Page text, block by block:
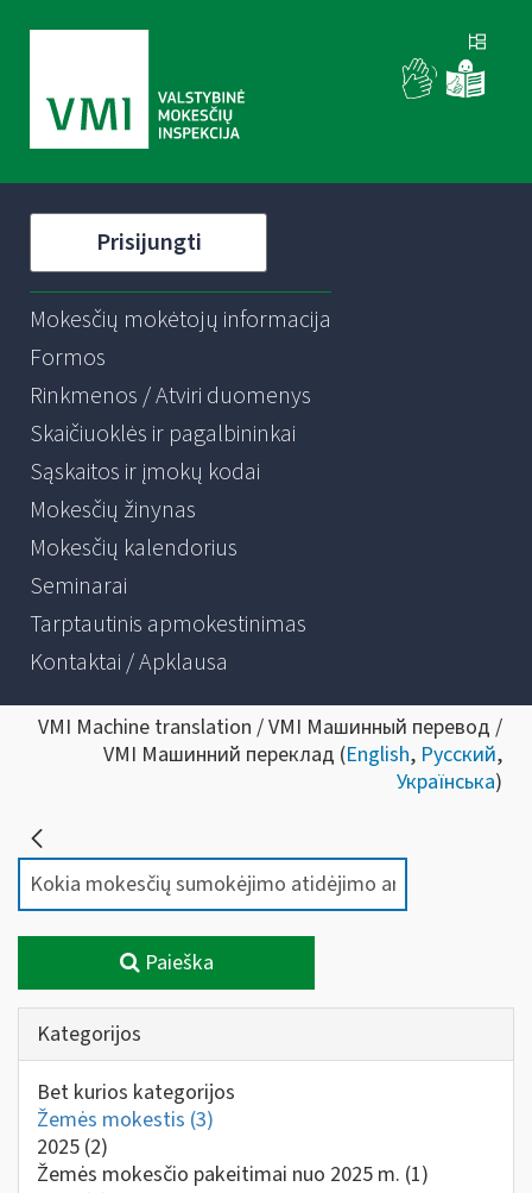
Prisijungti
Mokesčių mokėtojų informacija
Formos
Rinkmenos / Atviri duomenys
Skaičiuoklės ir pagalbininkai
Sąskaitos ir įmokų kodai
Mokesčių žinynas
Mokesčių kalendorius
Seminarai
Tarptautinis apmokestinimas
Kontaktai / Apklausa
VMI Machine translation / VMI Машинный перевод /
VMI Машинний переклад (English, Русский,
Українська)
Paieška
Kategorijos
Bet kurios kategorijos
Žemės mokestis (3)
2025 (2)
Žemės mokesčio pakeitimai nuo 2025 m. (1)